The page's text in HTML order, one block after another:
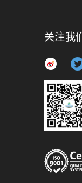
关注我们